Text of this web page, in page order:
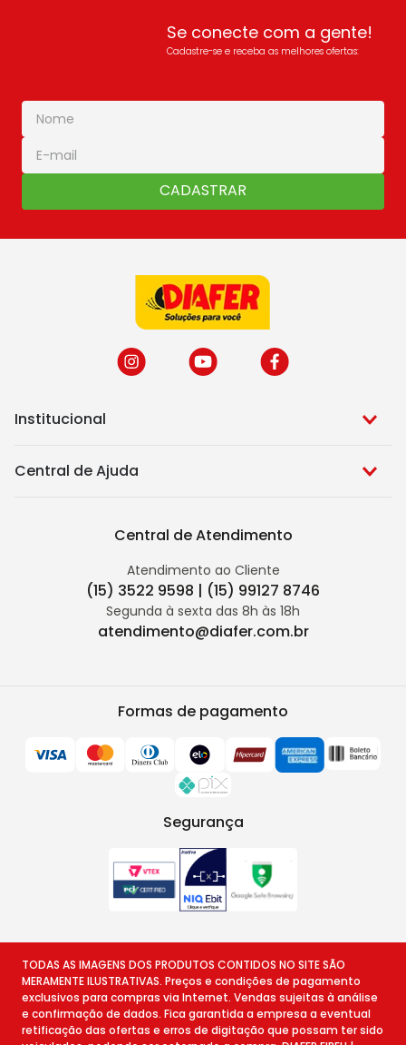
Se conecte com a gente!
Cadastre-se e receba as melhores ofertas:
CADASTRAR
Institucional
Central de Ajuda
Central de Atendimento
Atendimento ao Cliente
(15) 3522 9598 | (15) 99127 8746
Segunda à sexta das 8h às 18h
atendimento@diafer.com.br
Formas de pagamento
Segurança
TODAS AS IMAGENS DOS PRODUTOS CONTIDOS NO SITE SÃO
MERAMENTE ILUSTRATIVAS. Preços e condições de pagamento
exclusivos para compras via Internet. Vendas sujeitas à análise
e confirmação de dados. Fica garantida a empresa a eventual
retificação das ofertas e erros de digitação que possam ter sido